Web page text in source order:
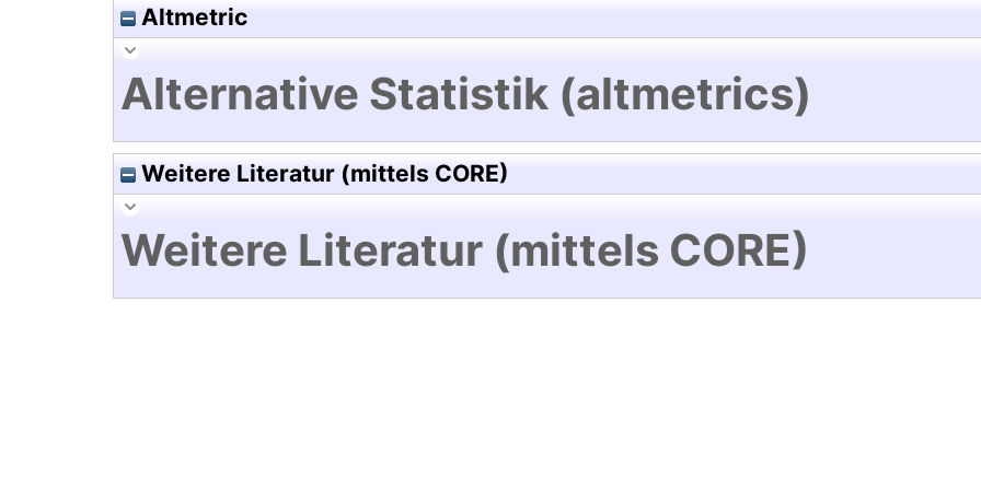
Altmetric
Alternative Statistik (altmetrics)
Weitere Literatur (mittels CORE)
Weitere Literatur (mittels CORE)